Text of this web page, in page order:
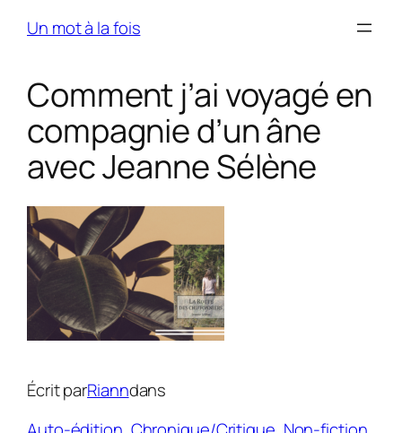
Un mot à la fois
Comment j’ai voyagé en
compagnie d’un âne
avec Jeanne Sélène
Écrit parRianndans